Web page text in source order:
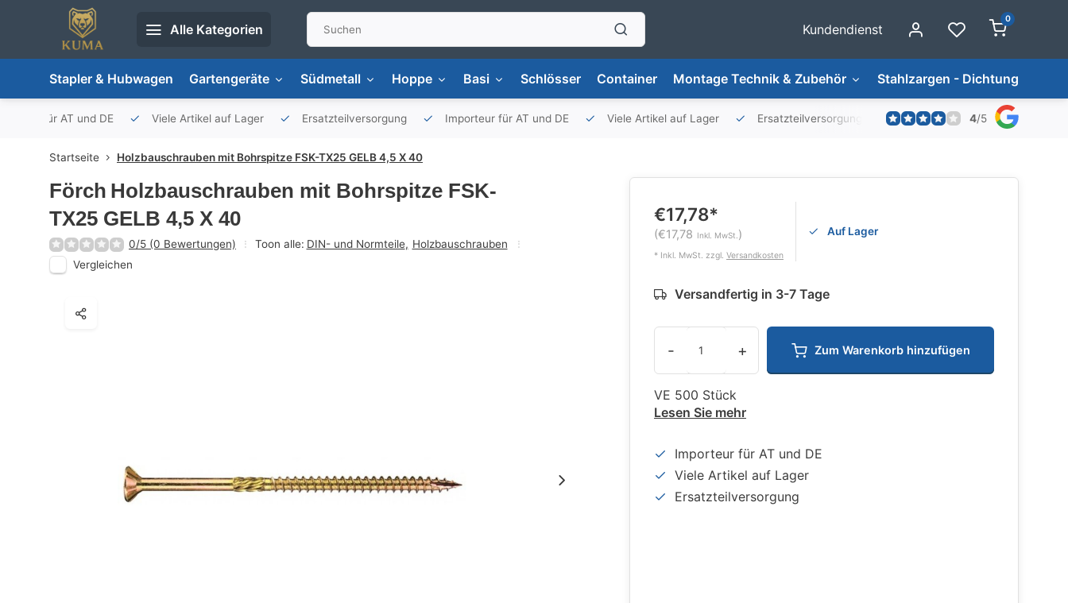
Alle Kategorien Kundendienst
0
Stapler & Hubwagen Gartengeräte Südmetall Hoppe Basi Schlösser Container Montage Technik & Zubehör Stahlzargen - Dichtungen
für AT und DE Viele Artikel auf Lager Ersatzteilversorgung Importeur für AT und DE Viele Artikel auf Lager Ersatzteilversorgung 4/5
Startseite Holzbauschrauben mit Bohrspitze FSK-TX25 GELB 4,5 X 40
Förch Holzbauschrauben mit Bohrspitze FSK-
TX25 GELB 4,5 X 40
0/5 (0 Bewertungen) Toon alle: DIN- und Normteile, Holzbauschrauben
Vergleichen
€17,78*
(€17,78 Inkl. MwSt. )
* Inkl. MwSt. zzgl. Versandkosten
Auf Lager
Versandfertig in 3-7 Tage
- + Zum Warenkorb hinzufügen
VE 500 Stück
Lesen Sie mehr
Importeur für AT und DE
Viele Artikel auf Lager
Ersatzteilversorgung